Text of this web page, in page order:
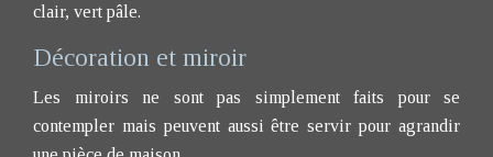
clair, vert pâle.
Décoration et miroir
Les miroirs ne sont pas simplement faits pour se
contempler mais peuvent aussi être servir pour agrandir